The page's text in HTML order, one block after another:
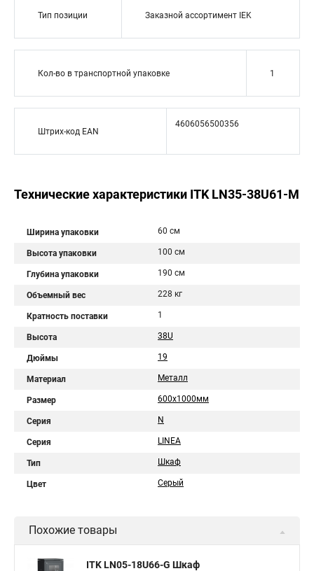
Тип позиции Заказной ассортимент IEK
Кол-во в транспортной упаковке 1
Штрих-код EAN
4606056500356
Технические характеристики ITK LN35-38U61-M
Ширина упаковки 60 см
Высота упаковки 100 см
Глубина упаковки 190 см
Объемный вес 228 кг
Кратность поставки 1
Высота 38U
Дюймы 19
Материал Металл
Размер 600х1000мм
Серия N
Серия LINEA
Тип Шкаф
Цвет Серый
Похожие товары
ITK LN05-18U66-G Шкаф